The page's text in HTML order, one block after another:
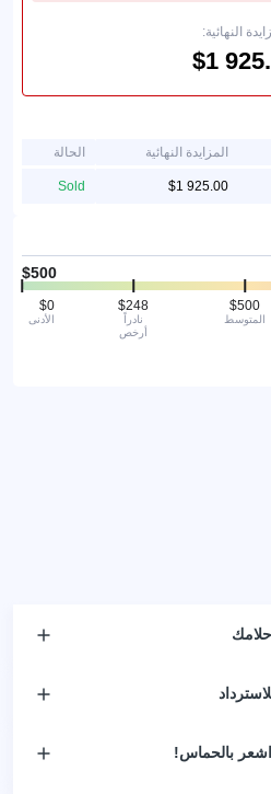
النهائية:
المزايدة النهائية الحالة
Sold
الأدنى
نادراً
أرخص
المتوسط